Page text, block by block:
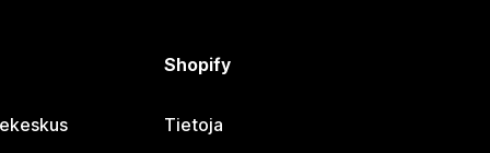
Shopify
Tietoja